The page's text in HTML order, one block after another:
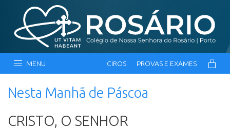
MENU CIROS PROVAS E EXAMES
Nesta Manhã de Páscoa
CRISTO, O SENHOR